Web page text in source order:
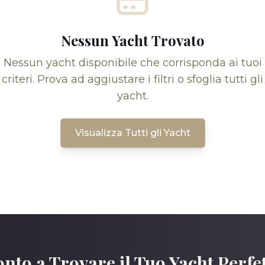
Nessun Yacht Trovato
Nessun yacht disponibile che corrisponda ai tuoi
criteri. Prova ad aggiustare i filtri o sfoglia tutti gli
yacht.
Visualizza Tutti gli Yacht